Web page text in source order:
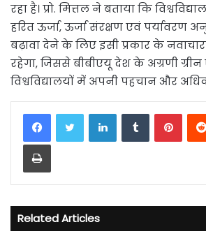
रहा है। प्रो. मित्तल ने बताया कि
हरित ऊर्जा, ऊर्जा संरक्षण एवं
बढ़ावा देने के लिए इसी प्रकार के
रहेगा, जिससे बीबीएयू देश के अग्रणी
विश्वविद्यालयों में अपनी पहचान और
LinkedInTumblr
Print
Related Articles